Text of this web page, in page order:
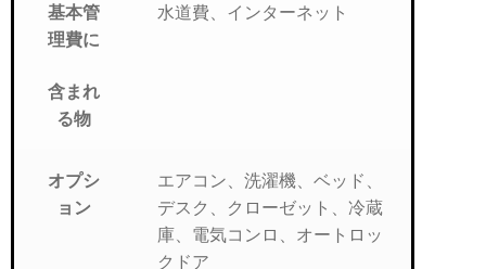
基本管
理費に
含まれ
る物
水道費、インターネット
オプシ
ョン
エアコン、洗濯機、ベッド、
デスク、クローゼット、冷蔵
庫、電気コンロ、オートロッ
クドア